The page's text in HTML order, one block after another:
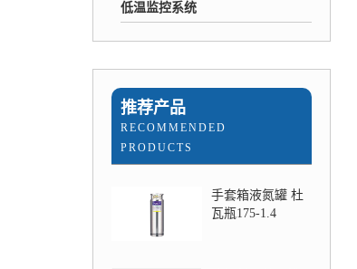
低温监控系统
推荐产品
RECOMMENDED
PRODUCTS
手套箱液氮罐 杜
瓦瓶175-1.4